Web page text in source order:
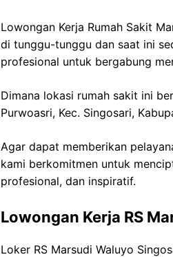
Lowongan Kerja Rumah Sakit
di tunggu-tunggu dan saat ini
profesional untuk bergabung
Dimana lokasi rumah sakit ini
Purwoasri, Kec. Singosari,
Agar dapat memberikan
kami berkomitmen untuk
profesional, dan inspiratif.
Lowongan Kerja RS
Loker RS Marsudi Waluyo